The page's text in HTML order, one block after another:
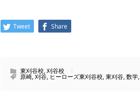
Tweet Share
東刈谷校,刈谷校
原崎,刈谷, ヒーローズ東刈谷校,東刈谷,数学,